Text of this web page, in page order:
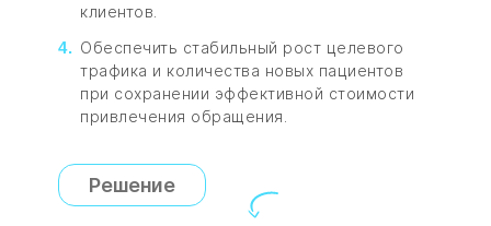
клиентов.
Обеспечить стабильный рост целевого
трафика и количества новых пациентов
при сохранении эффективной стоимости
привлечения обращения.
Решение